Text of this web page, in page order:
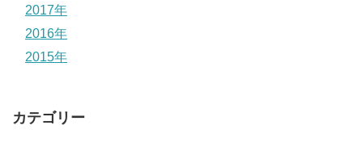
2017年
2016年
2015年
カテゴリー